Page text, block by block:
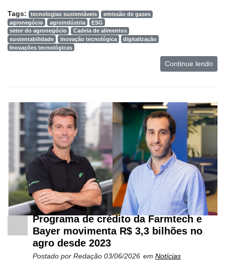
Tags: tecnologias sustentáveis
emissão de gases
agronegócio
agroindústria
ESG
setor do agronegócio
Cadeia de alimentos
sustentabilidade
inovação tecnológica
digitalização
Inovações tecnológicas
Continue lendo
Programa de crédito da Farmtech e
Bayer movimenta R$ 3,3 bilhões no
agro desde 2023
Postado por Redação 03/06/2026 em Notícias